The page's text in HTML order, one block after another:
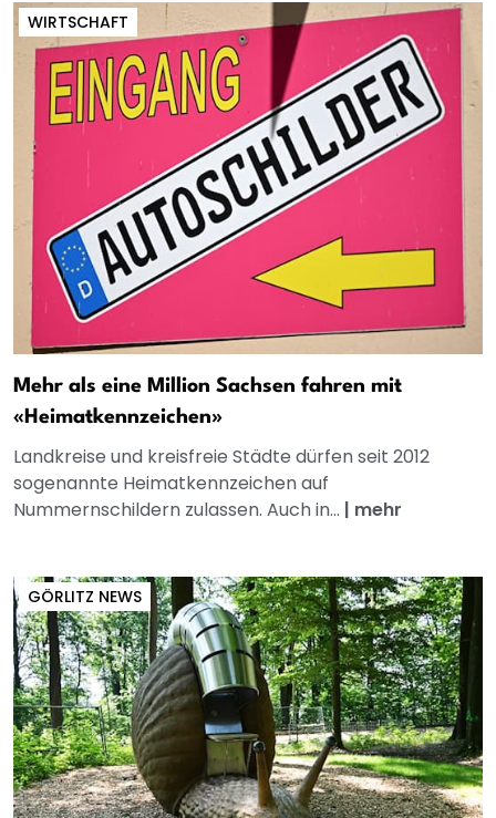
WIRTSCHAFT
Mehr als eine Million Sachsen fahren mit
«Heimatkennzeichen»
Landkreise und kreisfreie Städte dürfen seit 2012
sogenannte Heimatkennzeichen auf
Nummernschildern zulassen. Auch in... | mehr
GÖRLITZ NEWS